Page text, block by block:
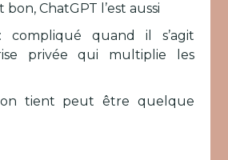
bon, ChatGPT l’est aussi
compliqué quand il s’agit
privée qui multiplie les
tient peut être quelque